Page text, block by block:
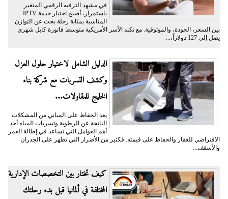
في مشهد الترفيه الرقمي المتغير
باستمرار، أصبح اختيار خدمة IPTV
المناسبة بمثابة رحلة بحث عن التوازن
بين السعر، الجودة، والموثوقية. مع تكبد الأسر الأمريكية متوسط فاتورة كابل شهري
يصل إلى 127 دولاراً،...
الدليل الشامل لاختيار حلول العزل
وكشف التسربات مع شركة بناء
الخليج للمقاولات...
يعد الحفاظ على المباني من المشكلات
الناتجة عن الرطوبة وتسربات المياه أحد
أهم العوامل التي تساعد في إطالة العمر
الافتراضي للعقار والحفاظ على قيمته. فكثير من الأضرار التي تظهر على الجدران
والأسقف...
كيف تختار بين التخصصات الإدارية
المختلفة في ألمانيا قبل بدء رحلتك